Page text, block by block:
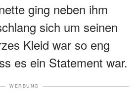
ging neben ihm
sich um seinen
Kleid war so eng
es ein Statement war.
WERBUNG